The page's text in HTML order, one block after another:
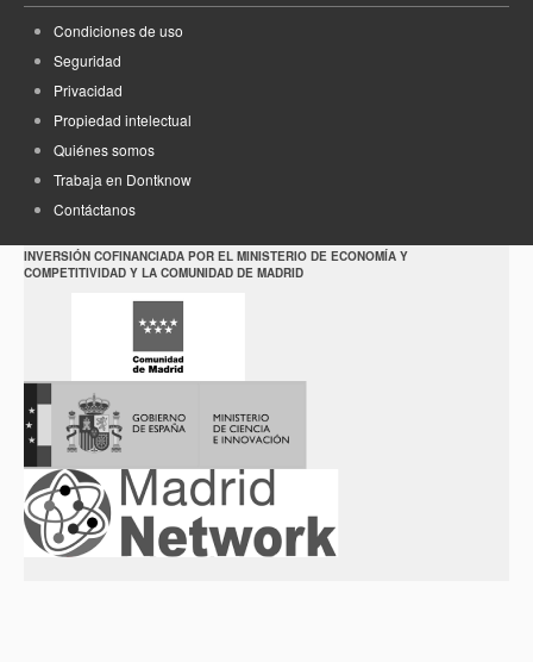
Condiciones de uso
Seguridad
Privacidad
Propiedad intelectual
Quiénes somos
Trabaja en Dontknow
Contáctanos
INVERSIÓN COFINANCIADA POR EL MINISTERIO DE ECONOMÍA Y
COMPETITIVIDAD Y LA COMUNIDAD DE MADRID